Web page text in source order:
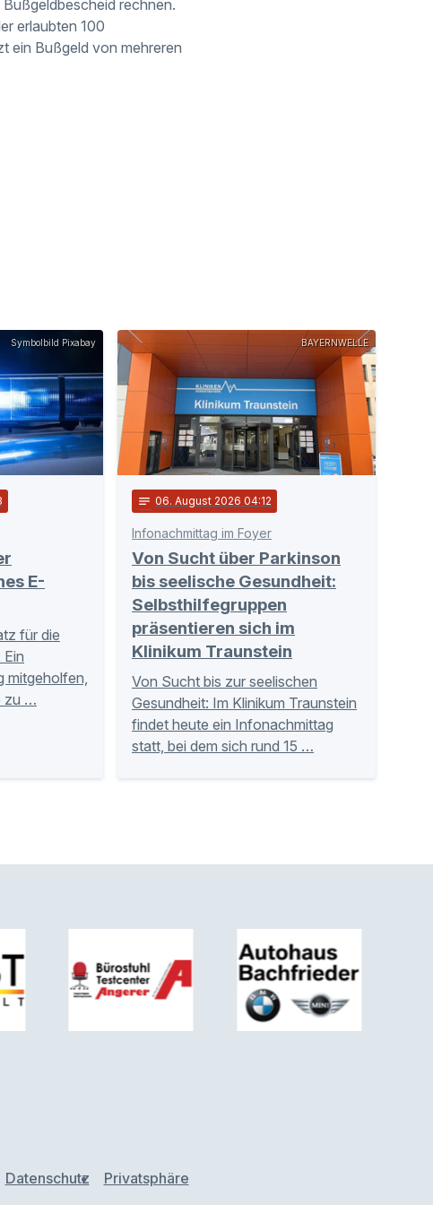
rechnen.
erlaubten 100
ein Bußgeld von mehreren
Symbolbild Pixabay
E-
für die
mitgeholfen,
zu …
BAYERNWELLE
notes 06. August 2026 04:12
Infonachmittag im Foyer
Von Sucht über Parkinson
bis seelische Gesundheit:
Selbsthilfegruppen
präsentieren sich im
Klinikum Traunstein
Von Sucht bis zur seelischen
Gesundheit: Im Klinikum Traunstein
findet heute ein Infonachmittag
statt, bei dem sich rund 15 …
Datenschutz Privatsphäre